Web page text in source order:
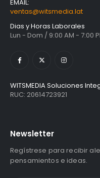
EMAIL:
ventas@witsmedia.lat
Dias y Horas Laborales
Lun - Dom / 9:00 AM - 7:00
WITSMEDIA Soluciones
RUC: 20614723921
Newsletter
Regístrese para recibir
pensamientos e ideas.